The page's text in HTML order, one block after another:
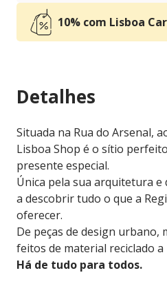
10% com Lisboa
Detalhes
Situada na Rua do Arsenal,
Lisboa Shop é o sítio
presente especial.
Única pela sua arquitetura e
a descobrir tudo o que a
oferecer.
De peças de design urbano,
feitos de material reciclado a
Há de tudo para todos.